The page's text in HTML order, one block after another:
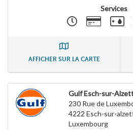
Services
AFFICHER SUR LA CARTE
Gulf Esch-sur-
230 Rue de
4222 Esch-sur-
Luxembourg